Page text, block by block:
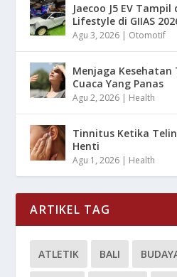
Jaecoo J5 EV
Lifestyle di GIIAS
Agu 3, 2026 | Otomotif
Menjaga Kesehatan
Cuaca Yang Panas
Agu 2, 2026 | Health
Tinnitus Ketika
Henti
Agu 1, 2026 | Health
ARTIKEL TAG
ATLETIK BALI